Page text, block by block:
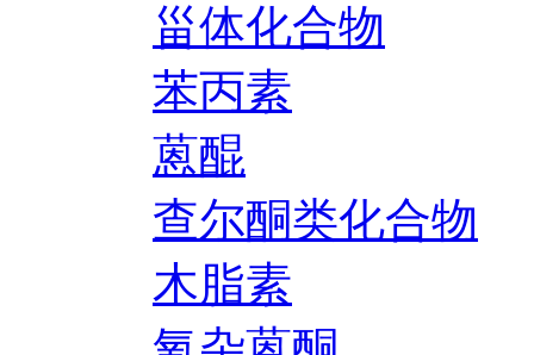
甾体化合物
苯丙素
蒽醌
查尔酮类化合物
木脂素